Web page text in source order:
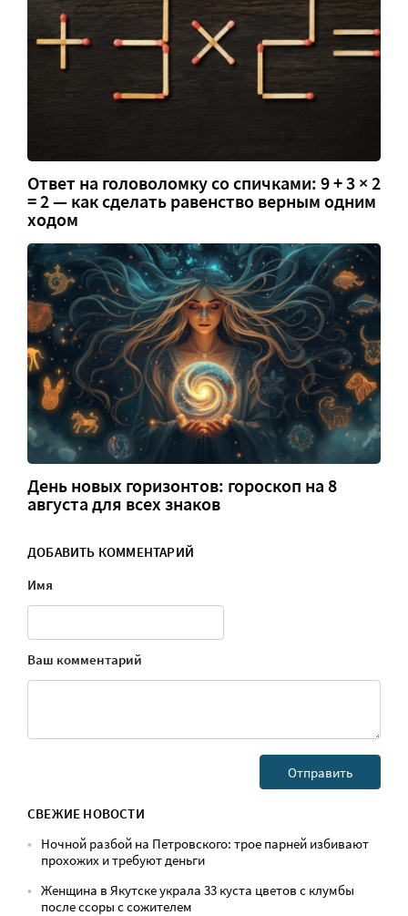
Ответ на головоломку со спичками: 9 + 3 × 2
= 2 — как сделать равенство верным одним
ходом
День новых горизонтов: гороскоп на 8
августа для всех знаков
ДОБАВИТЬ КОММЕНТАРИЙ
Имя
Ваш комментарий
СВЕЖИЕ НОВОСТИ
Ночной разбой на Петровского: трое парней избивают
прохожих и требуют деньги
Женщина в Якутске украла 33 куста цветов с клумбы
после ссоры с сожителем